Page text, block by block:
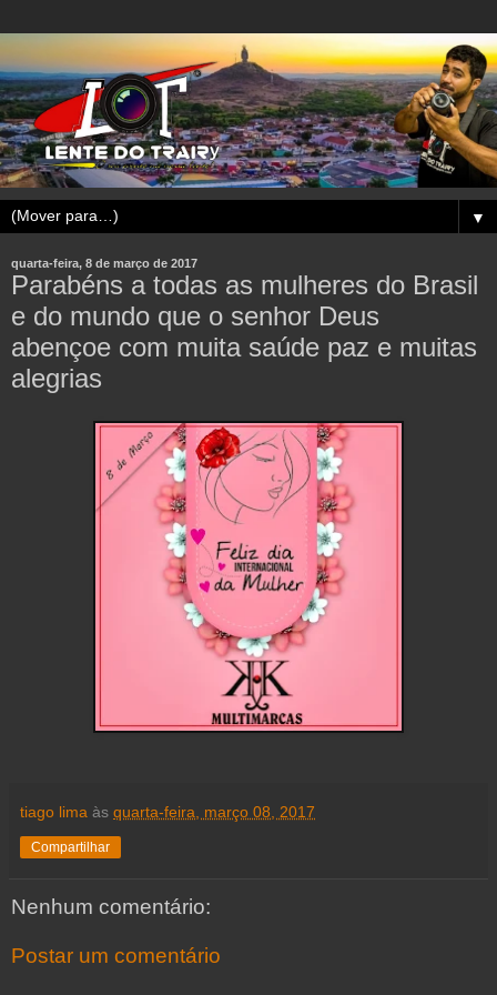
▼
quarta-feira, 8 de março de 2017
Parabéns a todas as mulheres do Brasil
e do mundo que o senhor Deus
abençoe com muita saúde paz e muitas
alegrias
tiago lima às quarta-feira, março 08, 2017
Compartilhar
Nenhum comentário:
Postar um comentário